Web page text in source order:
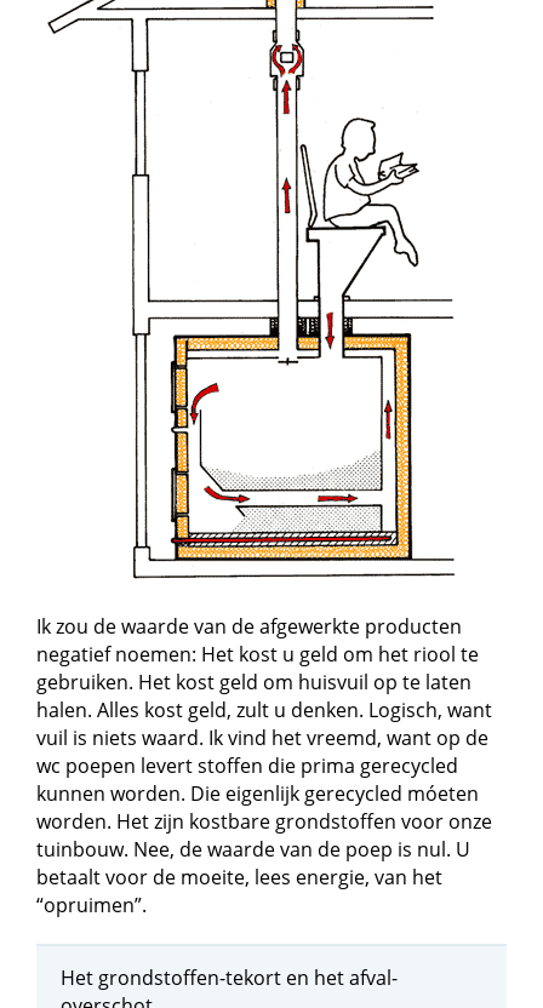
Ik zou de waarde van de afgewerkte producten
negatief noemen: Het kost u geld om het riool te
gebruiken. Het kost geld om huisvuil op te laten
halen. Alles kost geld, zult u denken. Logisch, want
vuil is niets waard. Ik vind het vreemd, want op de
wc poepen levert stoffen die prima gerecycled
kunnen worden. Die eigenlijk gerecycled móeten
worden. Het zijn kostbare grondstoffen voor onze
tuinbouw. Nee, de waarde van de poep is nul. U
betaalt voor de moeite, lees energie, van het
“opruimen”.
Het grondstoffen-tekort en het afval-